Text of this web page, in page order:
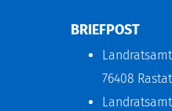
BRIEFPOST
76408